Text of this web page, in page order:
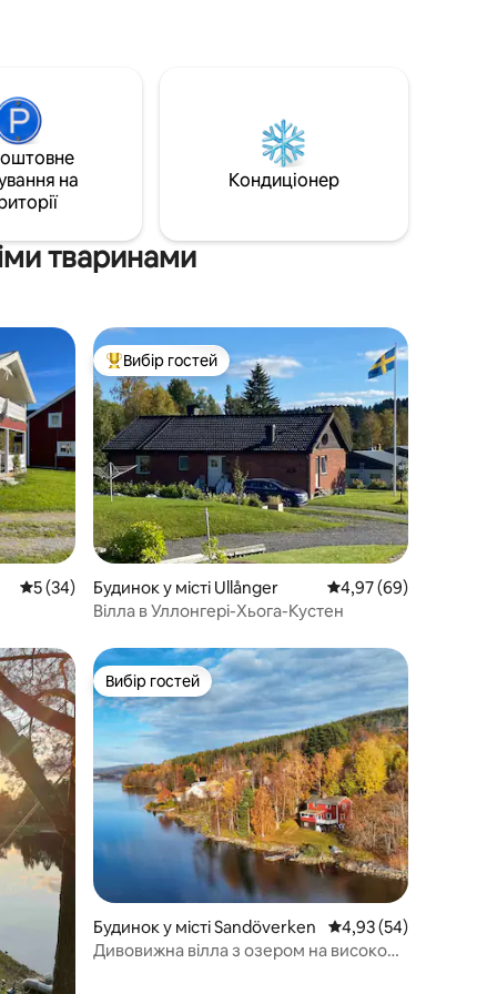
на
Кондиціонер
тваринами
Середня оцінка: 5 з 5, відгуки: 34
5 (34)
Топ вибір гостей
Вибір гостей
Будинок у місті Ullånger Середня оцінка: 4,97
4,97 (69)
Вілла в Уллонгері-Хьога-Кустен
Вибір гостей
Вибір гостей
Будинок у місті Sandöverken Середня оцінка: 4,93
4,93 (54)
Дивовижна вілла з озером на високому